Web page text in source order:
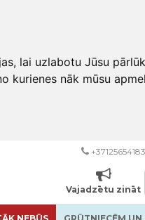
lai uzlabotu Jūsu
kurienes nāk mūsu
+37125654183
Vajadzētu zināt